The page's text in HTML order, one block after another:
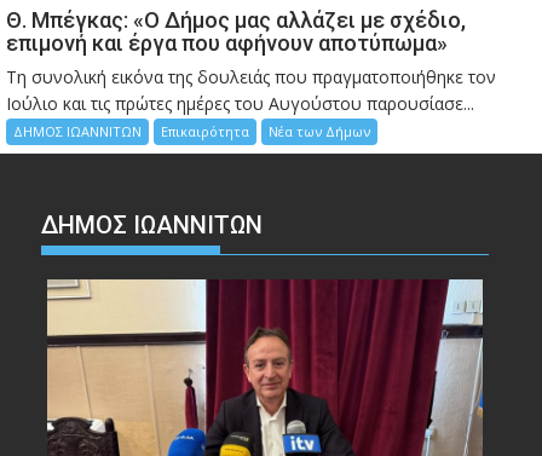
Θ. Μπέγκας: «Ο Δήμος μας αλλάζει με σχέδιο,
επιμονή και έργα που αφήνουν αποτύπωμα»
Τη συνολική εικόνα της δουλειάς που πραγματοποιήθηκε τον
Ιούλιο και τις πρώτες ημέρες του Αυγούστου παρουσίασε...
ΔΗΜΟΣ ΙΩΑΝΝΙΤΩΝ Επικαιρότητα Νέα των Δήμων
ΔΗΜΟΣ ΙΩΑΝΝΙΤΩΝ